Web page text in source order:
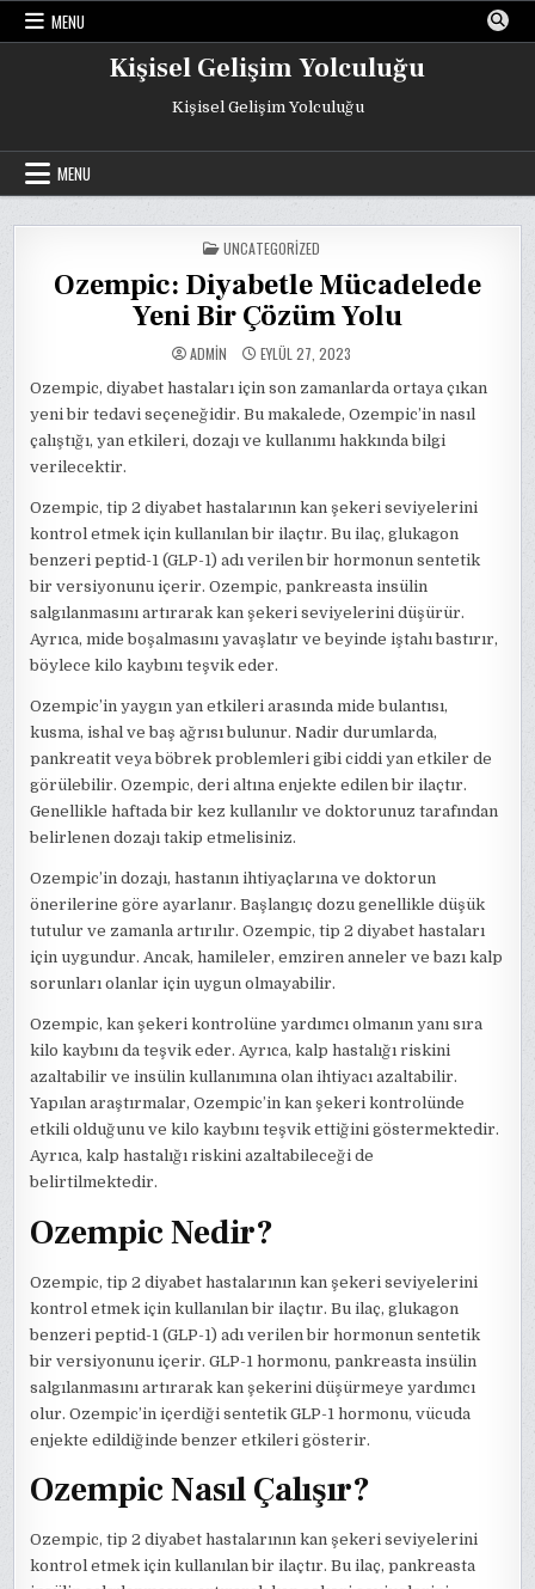
Skip
MENU
Kişisel Gelişim Yolculuğu
Kişisel Gelişim Yolculuğu
MENU
POSTED
IN
UNCATEGORIZED
Ozempic: Diyabetle Mücadelede
Yeni Bir Çözüm Yolu
ADMIN EYLÜL 27, 2023
Ozempic, diyabet hastaları için son zamanlarda ortaya çıkan
yeni bir tedavi seçeneğidir. Bu makalede, Ozempic’in nasıl
çalıştığı, yan etkileri, dozajı ve kullanımı hakkında bilgi
verilecektir.
Ozempic, tip 2 diyabet hastalarının kan şekeri seviyelerini
kontrol etmek için kullanılan bir ilaçtır. Bu ilaç, glukagon
benzeri peptid-1 (GLP-1) adı verilen bir hormonun sentetik
bir versiyonunu içerir. Ozempic, pankreasta insülin
salgılanmasını artırarak kan şekeri seviyelerini düşürür.
Ayrıca, mide boşalmasını yavaşlatır ve beyinde iştahı bastırır,
böylece kilo kaybını teşvik eder.
Ozempic’in yaygın yan etkileri arasında mide bulantısı,
kusma, ishal ve baş ağrısı bulunur. Nadir durumlarda,
pankreatit veya böbrek problemleri gibi ciddi yan etkiler de
görülebilir. Ozempic, deri altına enjekte edilen bir ilaçtır.
Genellikle haftada bir kez kullanılır ve doktorunuz tarafından
belirlenen dozajı takip etmelisiniz.
Ozempic’in dozajı, hastanın ihtiyaçlarına ve doktorun
önerilerine göre ayarlanır. Başlangıç dozu genellikle düşük
tutulur ve zamanla artırılır. Ozempic, tip 2 diyabet hastaları
için uygundur. Ancak, hamileler, emziren anneler ve bazı kalp
sorunları olanlar için uygun olmayabilir.
Ozempic, kan şekeri kontrolüne yardımcı olmanın yanı sıra
kilo kaybını da teşvik eder. Ayrıca, kalp hastalığı riskini
azaltabilir ve insülin kullanımına olan ihtiyacı azaltabilir.
Yapılan araştırmalar, Ozempic’in kan şekeri kontrolünde
etkili olduğunu ve kilo kaybını teşvik ettiğini göstermektedir.
Ayrıca, kalp hastalığı riskini azaltabileceği de
belirtilmektedir.
Ozempic Nedir?
Ozempic, tip 2 diyabet hastalarının kan şekeri seviyelerini
kontrol etmek için kullanılan bir ilaçtır. Bu ilaç, glukagon
benzeri peptid-1 (GLP-1) adı verilen bir hormonun sentetik
bir versiyonunu içerir. GLP-1 hormonu, pankreasta insülin
salgılanmasını artırarak kan şekerini düşürmeye yardımcı
olur. Ozempic’in içerdiği sentetik GLP-1 hormonu, vücuda
enjekte edildiğinde benzer etkileri gösterir.
Ozempic Nasıl Çalışır?
Ozempic, tip 2 diyabet hastalarının kan şekeri seviyelerini
kontrol etmek için kullanılan bir ilaçtır. Bu ilaç, pankreasta